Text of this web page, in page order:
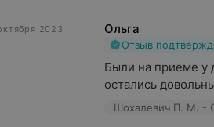
2023 Ольга
Отзыв
Были на приеме у
остались
Шохалевич П. М. -